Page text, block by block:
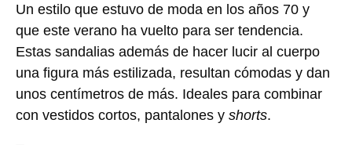
Un estilo que estuvo de moda en los años 70 y
que este verano ha vuelto para ser tendencia.
Estas sandalias además de hacer lucir al cuerpo
una figura más estilizada, resultan cómodas y dan
unos centímetros de más. Ideales para combinar
con vestidos cortos, pantalones y shorts.